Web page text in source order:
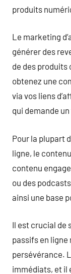
produits
Le marketing
générer des
de des produits
obtenez une
via vos liens
qui demande
Pour la plupart
ligne, le
contenu
ou des
ainsi une base
Il est crucial de
passifs en ligne
persévérance.
immédiats, et il